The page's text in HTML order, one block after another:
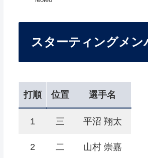
スターティングメン
打順 位置 選手名
1 三 平沼 翔太
2 二 山村 崇嘉